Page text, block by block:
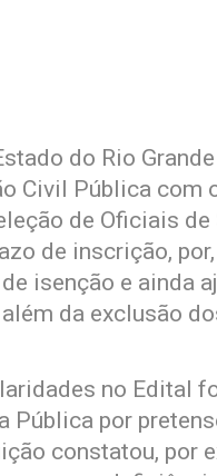
do Rio
Civil Pública com
de Oficiais
de inscrição,
isenção e ainda
da exclusão
no Edital
Pública por
constatou, por